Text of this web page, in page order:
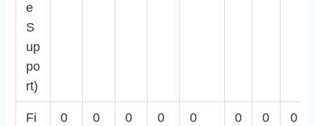
e
S
up
po
rt)
Fi
0 0 0 0 0 0 0 0